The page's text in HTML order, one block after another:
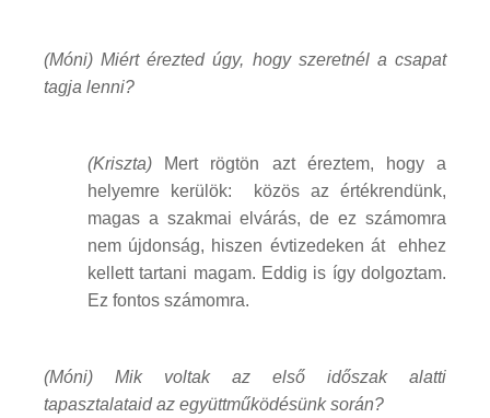
(Móni) Miért érezted úgy, hogy szeretnél a csapat
tagja lenni?
(Kriszta)
Mert rögtön azt éreztem, hogy a
helyemre kerülök: közös az értékrendünk,
magas a szakmai elvárás, de ez számomra
nem újdonság, hiszen évtizedeken át ehhez
kellett tartani magam. Eddig is így dolgoztam.
Ez fontos számomra.
(Móni) Mik voltak az első időszak alatti
tapasztalataid az együttműködésünk során?